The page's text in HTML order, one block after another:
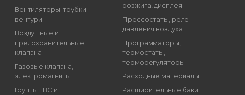
Вентиляторы, трубки
вентури
Воздушные и
предохранительные
клапана
Газовые клапана,
электромагниты
Группы ГВС и
розжига, дисплея
Прессостаты, реле
давления воздуха
Программаторы,
термостаты,
терморегуляторы
Расходные материалы
Расширительные баки